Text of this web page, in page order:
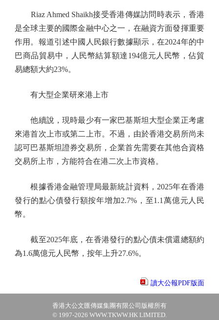
Riaz Ahmed Shaikh接受香港傳媒訪問時表示，香港
是全球主要的國際金融中心之一，在融資方面發揮重要
作用。報道引述中國人民銀行數據顯示，在2024年的中
巴商品貿易中，人民幣結算額達194億元人民幣，佔貿
易總額大約23%。
有大型企業研來港上市
他續說，現時最少有一家巴基斯坦大型企業正考慮
來港首次上市或第二上市。不過，由於香港交易所尚未
認可巴基斯坦證券交易所，企業首先需要在其他合資格
交易所上市，方能符合在港二次上市資格。
根據香港金融管理局最新統計資料，2025年在香港
發行的點心債發行額按年增加2.7%，至1.1萬億元人民
幣。
截至2025年底，在香港發行的點心債未償還總額約
為1.6萬億元人民幣，按年上升27.6%。
讀大公報PDF版面
香港大公文匯傳媒集團有限公司版權所有
© 1997-2026 WWW.TKWW.HK LIMITED.